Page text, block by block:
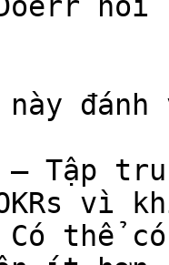
– Tập
vì
thể